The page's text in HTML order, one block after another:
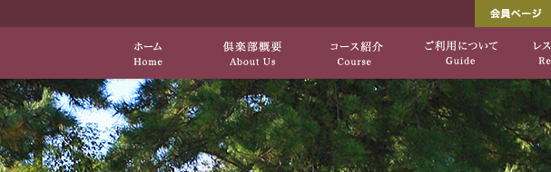
歴史と伝統が醸し出す、自然を生かした上質のコース「垂水ゴ
垂水ゴルフ倶楽部[公式サ
HOME 倶楽部概要 コース紹介